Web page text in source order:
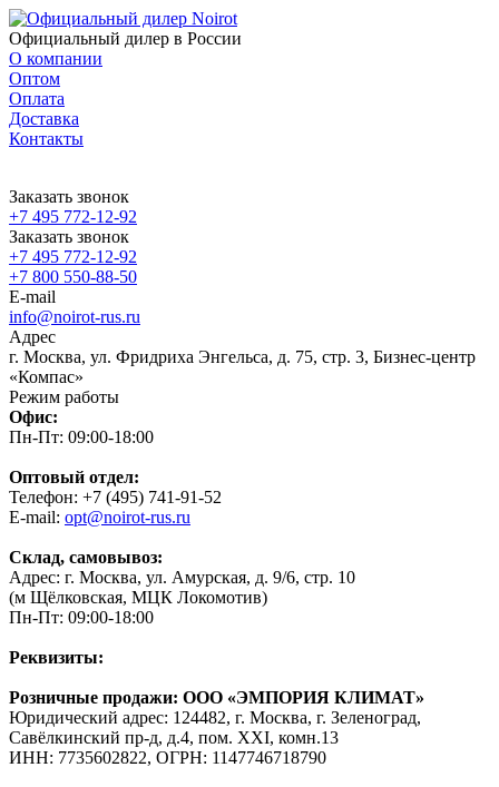
Официальный дилер в России
О компании
Оптом
Оплата
Доставка
Контакты
Заказать звонок
+7 495 772-12-92
Заказать звонок
+7 495 772-12-92
+7 800 550-88-50
E-mail
info@noirot-rus.ru
Адрес
г. Москва, ул. Фридриха Энгельса, д. 75, стр. 3, Бизнес-центр
«Компас»
Режим работы
Офис:
Пн-Пт: 09:00-18:00
Оптовый отдел:
Телефон: +7 (495) 741-91-52
E-mail: opt@noirot-rus.ru
Склад, самовывоз:
Адрес: г. Москва, ул. Амурская, д. 9/6, стр. 10
(м Щёлковская, МЦК Локомотив)
Пн-Пт: 09:00-18:00
Реквизиты:
Розничные продажи: ООО «ЭМПОРИЯ КЛИМАТ»
Юридический адрес: 124482, г. Москва, г. Зеленоград,
Савёлкинский пр-д, д.4, пом. XXI, комн.13
ИНН: 7735602822, ОГРН: 1147746718790